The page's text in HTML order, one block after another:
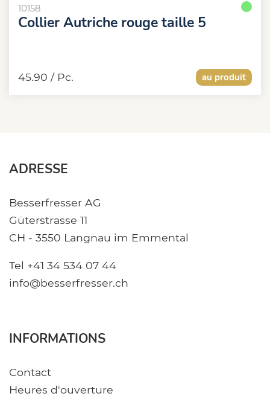
10158
Collier Autriche rouge taille 5
au produit
45.90 / Pc.
ADRESSE
Besserfresser AG
Güterstrasse 11
CH - 3550 Langnau im Emmental
Tel +41 34 534 07 44
info@besserfresser.ch
INFORMATIONS
Contact
Heures d'ouverture